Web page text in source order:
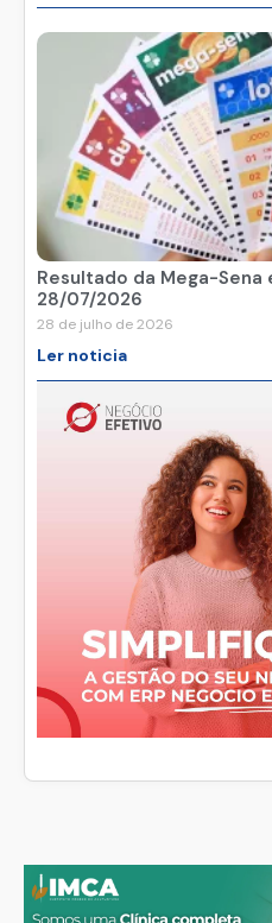
Resultado da Mega-Sena
28/07/2026
28 de julho de 2026
Ler noticia